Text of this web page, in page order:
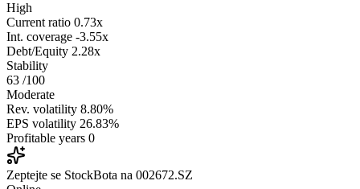
High
Current ratio 0.73x
Int. coverage -3.55x
Debt/Equity 2.28x
Stability
63 /100
Moderate
Rev. volatility 8.80%
EPS volatility 26.83%
Profitable years 0
Zeptejte se StockBota na 002672.SZ